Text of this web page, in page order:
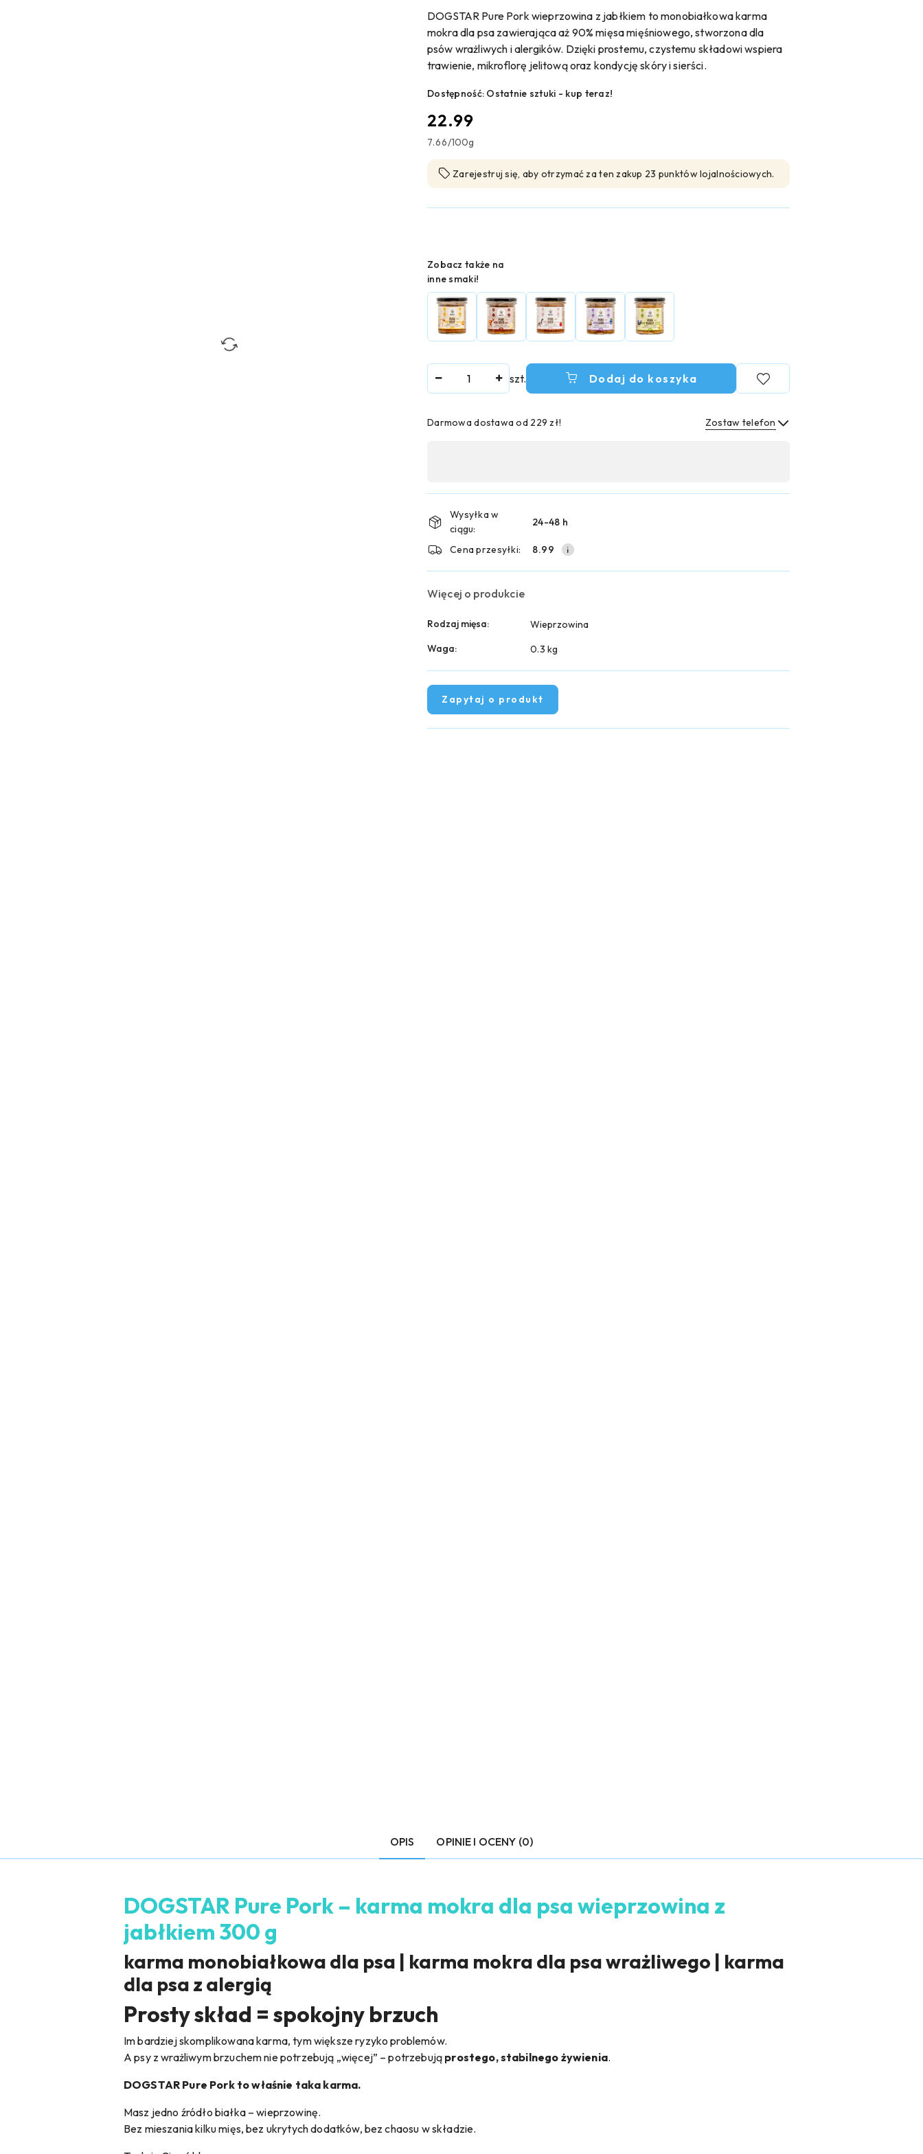
DOGSTAR Pure Pork wieprzowina z jabłkiem to monobiałkowa karma
mokra dla psa zawierająca aż 90% mięsa mięśniowego, stworzona dla
psów wrażliwych i alergików. Dzięki prostemu, czystemu składowi wspiera
trawienie, mikroflorę jelitową oraz kondycję skóry i sierści.
Dostępność: Ostatnie sztuki - kup teraz!
cena:
22.99
7.66/100g
Zarejestruj się, aby otrzymać za ten zakup 23 punktów lojalnościowych.
Wariant
Zobacz także na
inne smaki!
szt. Dodaj do koszyka
Darmowa dostawa od 229 zł! Zostaw telefon
płatność
i
dostawa
Wysyłka w
ciągu:
24-48 h
Cena przesyłki: 8.99
Więcej o produkcie
Rodzaj mięsa:
Wieprzowina
Waga:
0.3 kg
Zapytaj o produkt
OPIS OPINIE I OCENY (0)
DOGSTAR Pure Pork – karma mokra dla psa wieprzowina z
jabłkiem 300 g
karma monobiałkowa dla psa | karma mokra dla psa wrażliwego | karma
dla psa z alergią
Prosty skład = spokojny brzuch
Im bardziej skomplikowana karma, tym większe ryzyko problemów.
A psy z wrażliwym brzuchem nie potrzebują „więcej” – potrzebują prostego, stabilnego żywienia.
DOGSTAR Pure Pork to właśnie taka karma.
Masz jedno źródło białka – wieprzowinę.
Bez mieszania kilku mięs, bez ukrytych dodatków, bez chaosu w składzie.